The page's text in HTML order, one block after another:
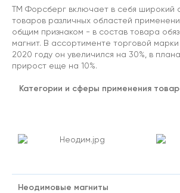
ТМ Форсберг включает в себя широкий
товаров различных областей
общим признаком - в состав товара
магнит. В ассортименте торговой
2020 году он увеличился на 30%, в
прирост еще на 10%.
Категории и сферы применения
Неодимовые магниты